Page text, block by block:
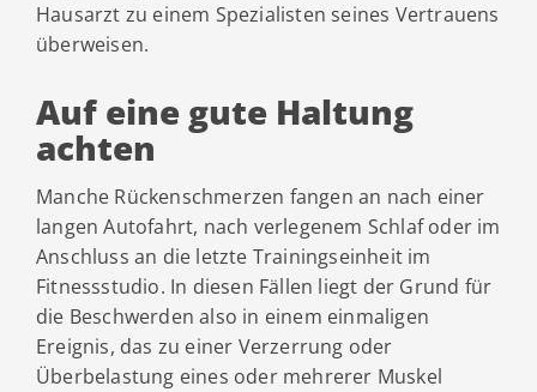
Hausarzt zu einem Spezialisten seines Vertrauens
überweisen.
Auf eine gute Haltung
achten
Manche Rückenschmerzen fangen an nach einer
langen Autofahrt, nach verlegenem Schlaf oder im
Anschluss an die letzte Trainingseinheit im
Fitnessstudio. In diesen Fällen liegt der Grund für
die Beschwerden also in einem einmaligen
Ereignis, das zu einer Verzerrung oder
Überbelastung eines oder mehrerer Muskel